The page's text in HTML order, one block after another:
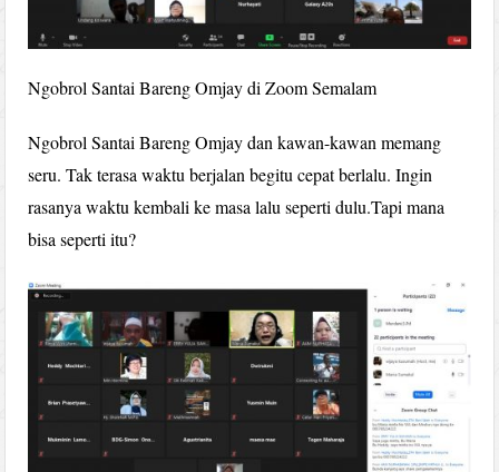
Ngobrol Santai Bareng Omjay di Zoom Semalam
Ngobrol Santai Bareng Omjay dan kawan-kawan memang
seru. Tak terasa waktu berjalan begitu cepat berlalu. Ingin
rasanya waktu kembali ke masa lalu seperti dulu.Tapi mana
bisa seperti itu?